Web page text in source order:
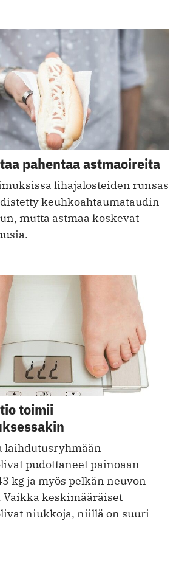
pahentaa astmaoireita
lihajalosteiden runsas
keuhkoahtaumataudin
mutta astmaa koskevat
toimii
laihdutusryhmään
pudottaneet painoaan
kg ja myös pelkän neuvon
Vaikka keskimääräiset
niukkoja, niillä on suuri